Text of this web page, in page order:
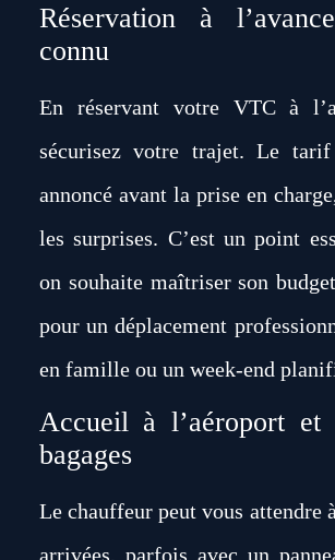
Réservation à
connu
En réservant votre VTC à
sécurisez votre trajet. Le
annoncé avant la prise en
les surprises. C’est un point
on souhaite maîtriser son
pour un déplacement
en famille ou un week-end
Accueil à l’aéroport et
bagages
Le chauffeur peut vous attendre
arrivées, parfois avec un